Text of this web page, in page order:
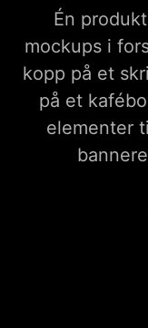
Én
mockups i
kopp på et
på et
elementer